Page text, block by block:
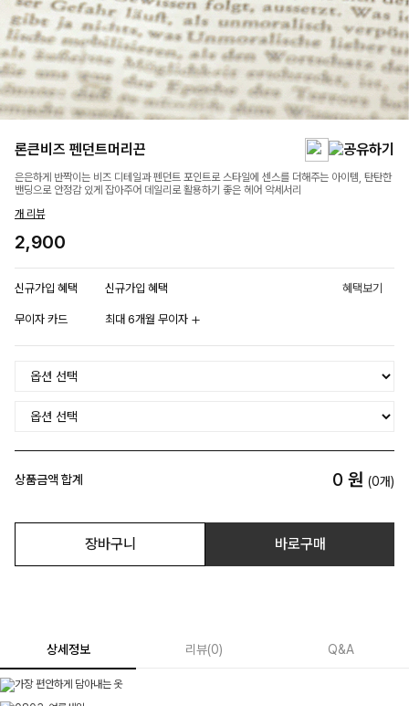
론큰비즈 펜던트머리끈
은은하게 반짝이는 비즈 디테일과 펜던트 포인트로 스타일에 센스를 더해주는 아이템, 탄탄한
밴딩으로 안정감 있게 잡아주어 데일리로 활용하기 좋은 헤어 악세서리
개 리뷰
2,900
신규가입 혜택 신규가입 혜택 혜택보기
무이자 카드 최대 6개월 무이자
상품금액 합계 0 원 (0개)
장바구니 바로구매
상세정보 리뷰(0) Q&A